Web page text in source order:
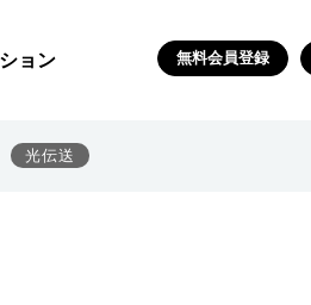
ョン 無料会員登録
光伝送